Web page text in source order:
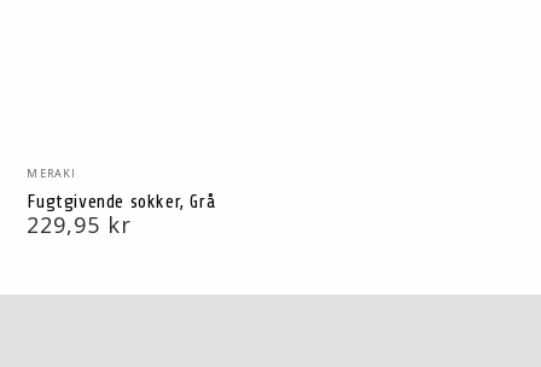
Vendor:
MERAKI
Fugtgivende sokker, Grå
Normal
pris
229,95 kr